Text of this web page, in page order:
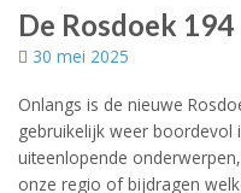
De Rosdoek
30 mei 2025
Onlangs is de nieuwe
gebruikelijk weer
uiteenlopende
onze regio of bijdragen